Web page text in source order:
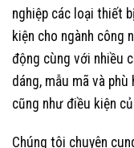
nghiệp các loại thiết
kiện cho ngành công
động cùng với nhiều
dáng, mẫu mã và
cũng như điều kiện
Chúng tôi chuyên